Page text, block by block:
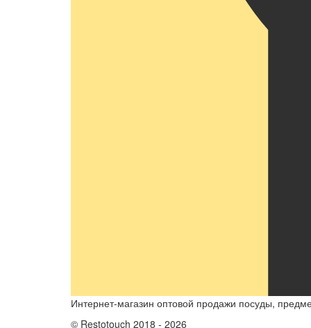
Интернет-магазин оптовой продажи посуды,
© Restotouch 2018 - 2026